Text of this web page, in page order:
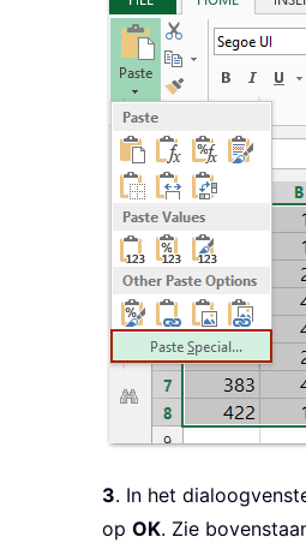
3. In het
op OK. Zie